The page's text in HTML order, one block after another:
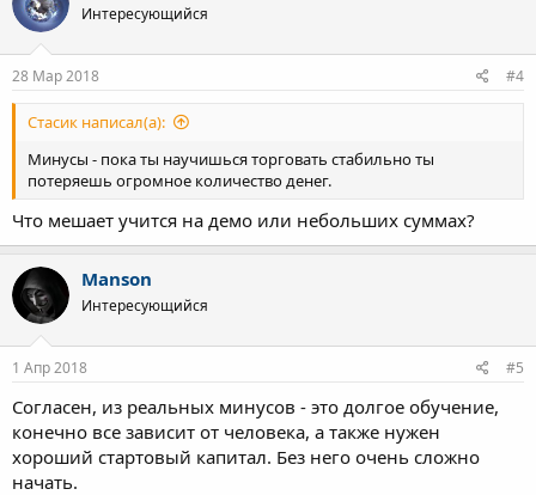
Интересующийся
28 Мар 2018 #4
Стасик написал(а):
Минусы - пока ты научишься торговать стабильно ты
потеряешь огромное количество денег.
Что мешает учится на демо или небольших суммах?
Manson
Интересующийся
1 Апр 2018 #5
Согласен, из реальных минусов - это долгое обучение,
конечно все зависит от человека, а также нужен
хороший стартовый капитал. Без него очень сложно
начать.